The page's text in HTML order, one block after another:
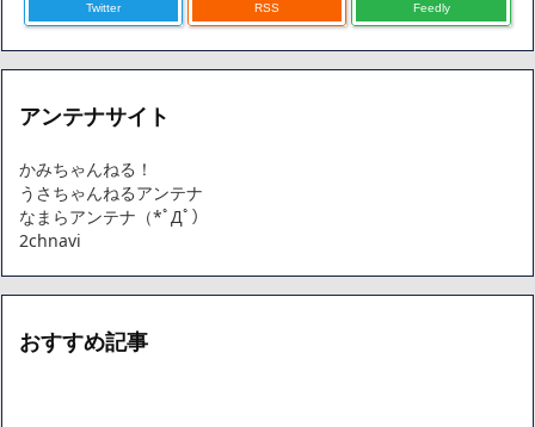
Twitter RSS Feedly
アンテナサイト
かみちゃんねる！
うさちゃんねるアンテナ
なまらアンテナ（*ﾟДﾟ）
2chnavi
おすすめ記事